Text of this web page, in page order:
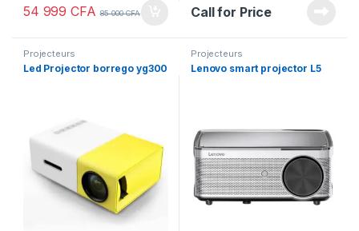
54 999CFA 85 000CFA Call for Price
Projecteurs
Led Projector borrego yg300
Projecteurs
Lenovo smart projector L5